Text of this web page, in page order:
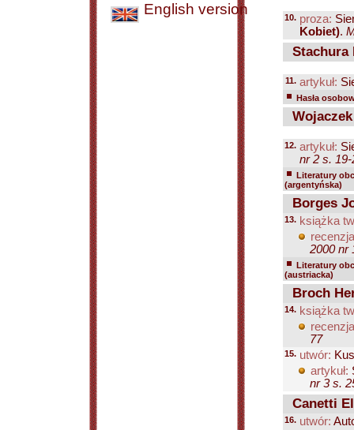
English version 10. proza:
Kobiet).
Stachura
11. artykuł:
Hasła
Wojaczek
12. artykuł:
nr 2 s. 19-
Literatury
(argentyńska)
Borges
13. książka
2000 nr
Literatury
(austriacka)
Broch
14. książka
77
15. utwór:
artykuł:
nr 3 s.
Canetti
16. utwór: